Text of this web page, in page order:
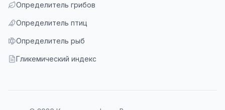
Определитель грибов
Определитель птиц
Определитель рыб
Гликемический индекс